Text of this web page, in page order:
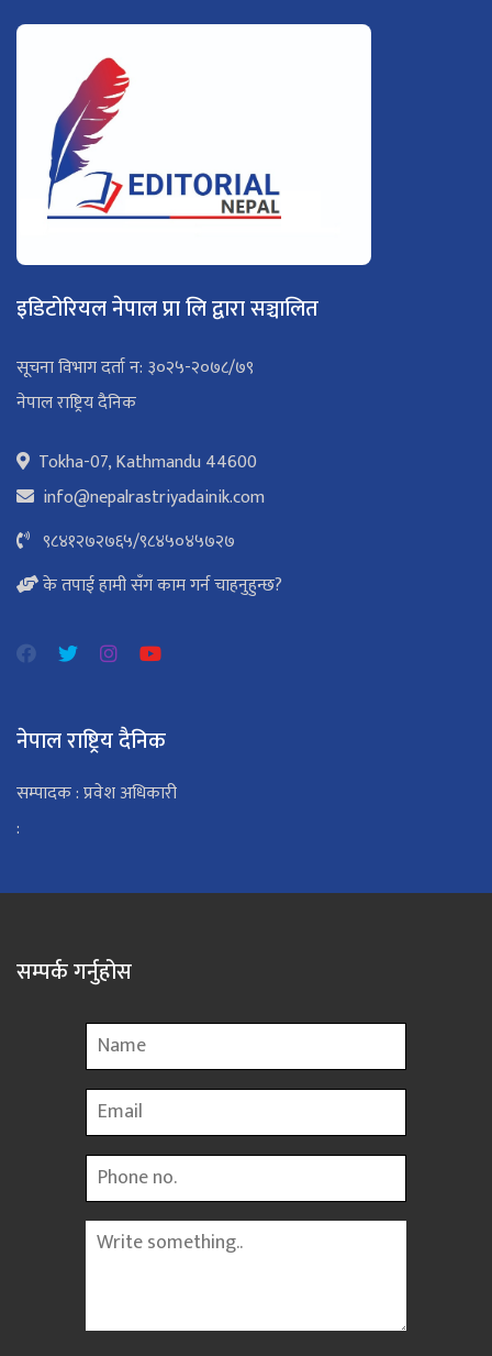
इडिटोरियल नेपाल प्रा लि द्वारा सञ्चालित
सूचना विभाग दर्ता न: ३०२५-२०७८/७९
नेपाल राष्ट्रिय दैनिक
Tokha-07, Kathmandu 44600
info@nepalrastriyadainik.com
९८४१२७२७६५/९८४५०४५७२७
के तपाई हामी सँग काम गर्न चाहनुहुन्छ?
नेपाल राष्ट्रिय दैनिक
सम्पादक : प्रवेश अधिकारी
:
सम्पर्क गर्नुहोस
Name
Email
Phone
Message